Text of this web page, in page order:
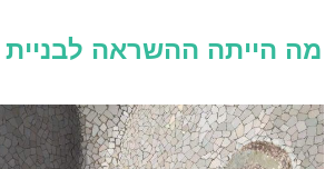
מה הייתה ההשראה